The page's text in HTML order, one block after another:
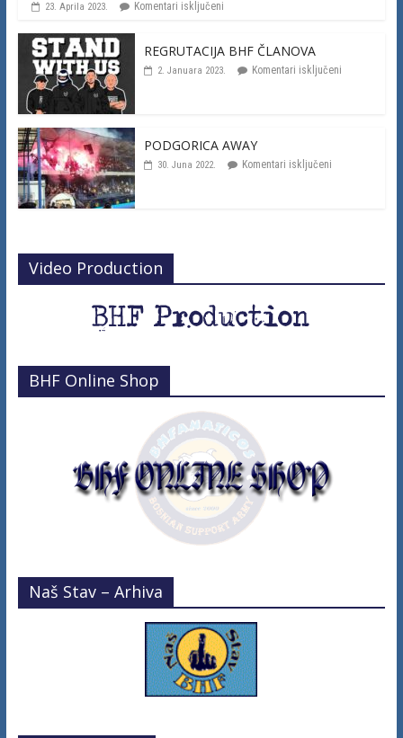
23. Aprila 2023. Komentari isključeni
REGRUTACIJA BHF ČLANOVA
2. Januara 2023. Komentari isključeni
PODGORICA AWAY
30. Juna 2022. Komentari isključeni
Video Production
BHF Online Shop
Naš Stav – Arhiva